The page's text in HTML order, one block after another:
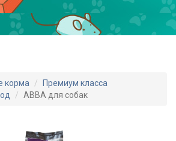
корма
Премиум класса
АВВА для собак